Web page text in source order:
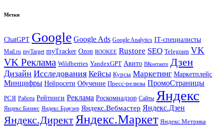
Метки
ChatGPT Google Google Ads Google Analytics IT-специалисты
Mail.ru myTarget myTracker Ozon ROOKEE Rustore SEO Telegram VK
VK Реклама Wildberries YandexGPT Авито ВКонтакте Дзен
Дизайн Исследования Кейсы Курсы Маркетинг Маркетплейс
Минцифры Нейросети Обучение Пресс-релизы ПромоСтраницы
РСЯ Работа Рейтинги Реклама Роскомнадзор Сайты Яндекс
Яндекс.Бизнес Яндекс.Браузер Яндекс.Вебмастер Яндекс.Дзен
Яндекс.ДиректЯндекс.Маркет Яндекс.Метрика